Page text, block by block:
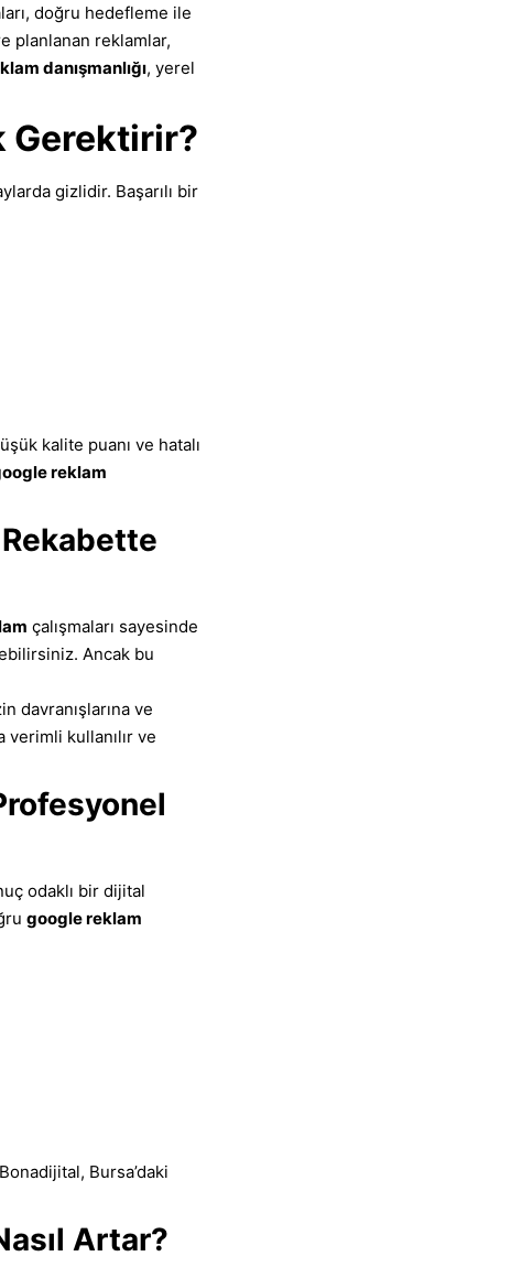
doğru hedefleme ile
planlanan reklamlar,
danışmanlığı, yerel
Gerektirir?
gizlidir. Başarılı bir
kalite puanı ve hatalı
reklam
Rekabette
çalışmaları sayesinde
Ancak bu
davranışlarına ve
kullanılır ve
odaklı bir dijital
google reklam
Bursa’daki
Artar?